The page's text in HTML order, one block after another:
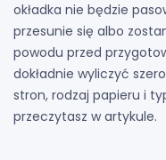
okładka nie będzie
przesunie się albo
powodu przed
dokładnie wyliczyć
stron, rodzaj papieru i
przeczytasz w artykule.